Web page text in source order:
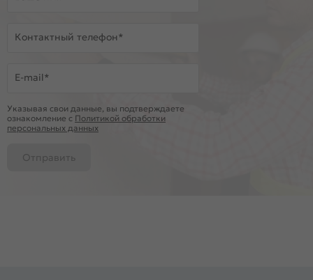
Контактный телефон*
E-mail*
Указывая свои данные, вы подтверждаете
ознакомление c Политикой обработки
персональных данных
Отправить